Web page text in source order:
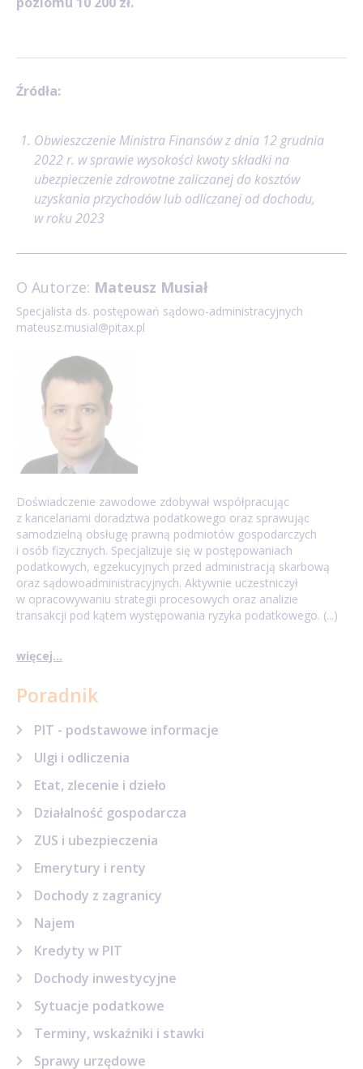
Źródła:
Obwieszczenie Ministra Finansów z dnia 12 grudnia
2022 r. w sprawie wysokości kwoty składki na
ubezpieczenie zdrowotne zaliczanej do kosztów
uzyskania przychodów lub odliczanej od dochodu,
w roku 2023
O Autorze: Mateusz Musiał
Specjalista ds. postępowań sądowo-administracyjnych
mateusz.musial@pitax.pl
Doświadczenie zawodowe zdobywał współpracując
z kancelariami doradztwa podatkowego oraz sprawując
samodzielną obsługę prawną podmiotów gospodarczych
i osób fizycznych. Specjalizuje się w postępowaniach
podatkowych, egzekucyjnych przed administracją skarbową
oraz sądowoadministracyjnych. Aktywnie uczestniczył
w opracowywaniu strategii procesowych oraz analizie
transakcji pod kątem występowania ryzyka podatkowego. (...)
więcej...
Poradnik
PIT - podstawowe informacje
Ulgi i odliczenia
Etat, zlecenie i dzieło
Działalność gospodarcza
ZUS i ubezpieczenia
Emerytury i renty
Dochody z zagranicy
Najem
Kredyty w PIT
Dochody inwestycyjne
Sytuacje podatkowe
Terminy, wskaźniki i stawki
Sprawy urzędowe